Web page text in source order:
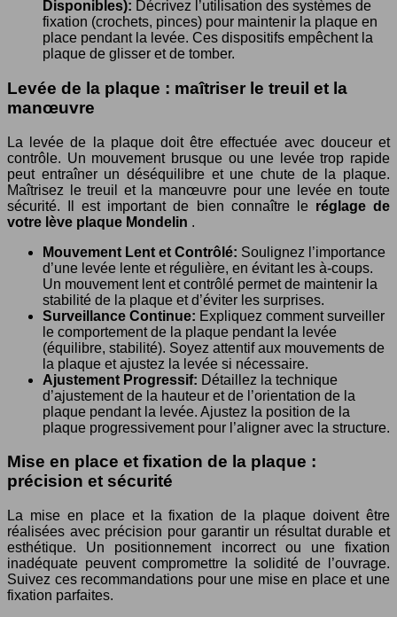
Disponibles): Décrivez l’utilisation des systèmes de
fixation (crochets, pinces) pour maintenir la plaque en
place pendant la levée. Ces dispositifs empêchent la
plaque de glisser et de tomber.
Levée de la plaque : maîtriser le treuil et la
manœuvre
La levée de la plaque doit être effectuée avec douceur et
contrôle. Un mouvement brusque ou une levée trop rapide
peut entraîner un déséquilibre et une chute de la plaque.
Maîtrisez le treuil et la manœuvre pour une levée en toute
sécurité. Il est important de bien connaître le réglage de
votre lève plaque Mondelin .
Mouvement Lent et Contrôlé: Soulignez l’importance
d’une levée lente et régulière, en évitant les à-coups.
Un mouvement lent et contrôlé permet de maintenir la
stabilité de la plaque et d’éviter les surprises.
Surveillance Continue: Expliquez comment surveiller
le comportement de la plaque pendant la levée
(équilibre, stabilité). Soyez attentif aux mouvements de
la plaque et ajustez la levée si nécessaire.
Ajustement Progressif: Détaillez la technique
d’ajustement de la hauteur et de l’orientation de la
plaque pendant la levée. Ajustez la position de la
plaque progressivement pour l’aligner avec la structure.
Mise en place et fixation de la plaque :
précision et sécurité
La mise en place et la fixation de la plaque doivent être
réalisées avec précision pour garantir un résultat durable et
esthétique. Un positionnement incorrect ou une fixation
inadéquate peuvent compromettre la solidité de l’ouvrage.
Suivez ces recommandations pour une mise en place et une
fixation parfaites.